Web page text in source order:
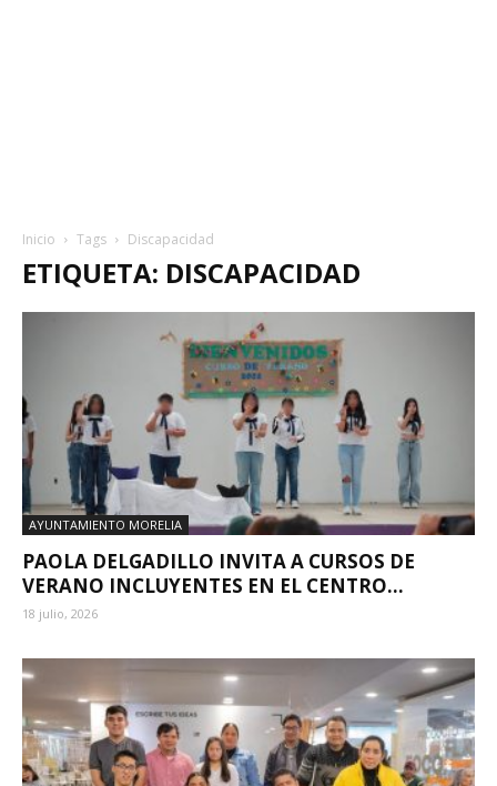
Inicio Tags Discapacidad
ETIQUETA: DISCAPACIDAD
AYUNTAMIENTO MORELIA
PAOLA DELGADILLO INVITA A CURSOS DE
VERANO INCLUYENTES EN EL CENTRO...
18 julio, 2026